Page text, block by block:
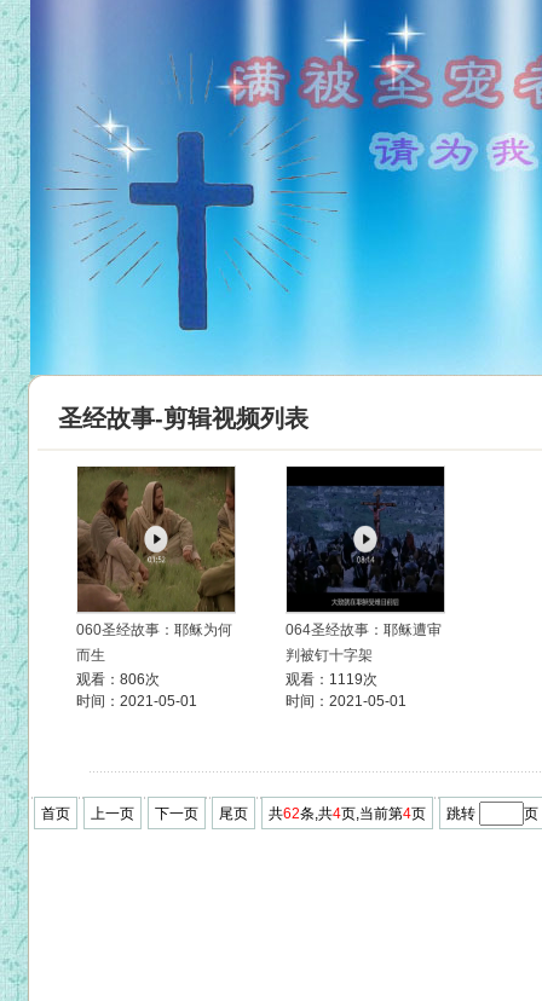
圣经故事-剪辑视频列表
060圣经故事：耶稣为何
而生
观看：806次
时间：2021-05-01
064圣经故事：耶稣遭审
判被钉十字架
观看：1119次
时间：2021-05-01
首页 上一页 下一页 尾页 共62条,共4页,当前第4页 跳转 页